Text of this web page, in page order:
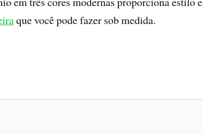
que você pode fazer sob medida.